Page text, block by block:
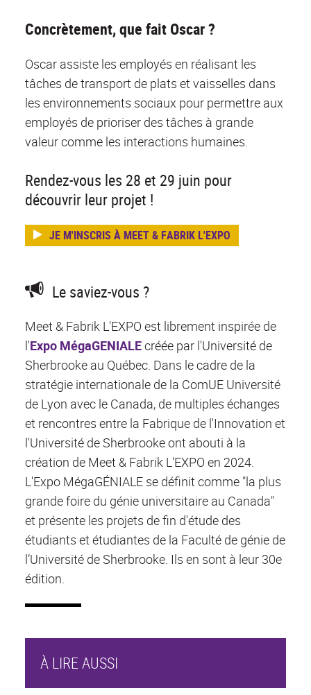
Concrètement, que fait Oscar ?
Oscar assiste les employés en réalisant les
tâches de transport de plats et vaisselles dans
les environnements sociaux pour permettre aux
employés de prioriser des tâches à grande
valeur comme les interactions humaines.
Rendez-vous les 28 et 29 juin pour
découvrir leur projet !
JE M'INSCRIS À MEET & FABRIK L'EXPO
Le saviez-vous ?
Meet & Fabrik L'EXPO est librement inspirée de
l'Expo MégaGENIALEcréée par l'Université de
Sherbrooke au Québec. Dans le cadre de la
stratégie internationale de la ComUE Université
de Lyon avec le Canada, de multiples échanges
et rencontres entre la Fabrique de l'Innovation et
l'Université de Sherbrooke ont abouti à la
création de Meet & Fabrik L'EXPO en 2024.
L'Expo MégaGÉNIALE se définit comme "la plus
grande foire du génie universitaire au Canada"
et présente les projets de fin d'étude des
étudiants et étudiantes de la Faculté de génie de
l’Université de Sherbrooke. Ils en sont à leur 30e
édition.
À LIRE AUSSI